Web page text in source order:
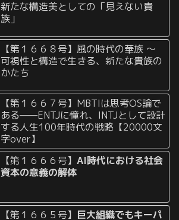
新たな構造美としての「見えない貴
族」
【第１６６８号】風の時代の華族 〜
可視性と構造で生きる、新たな貴族の
かたち
【第１６６７号】MBTIは思考OS論で
ある——ENTJに憧れ、INTJとして設計
する人生100年時代の戦略【20000文
字over】
【第１６６６号】AI時代における社会
資本の意義の解体
【第１６６５号】 巨大組織でもキーパ